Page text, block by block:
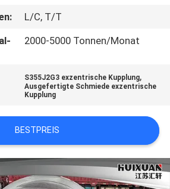
L/C, T/T
2000-5000 Tonnen/Monat
S355J2G3 exzentrische Kupplung,
Ausgefertigte Schmiede exzentrische
Kupplung
BESTPREIS